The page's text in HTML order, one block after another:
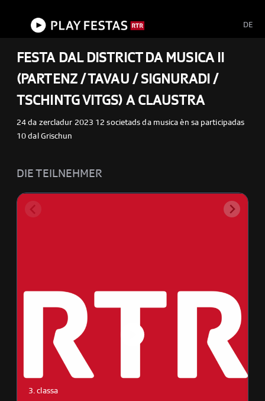
DE
FESTA DAL DISTRICT DA MUSICA II
(PARTENZ / TAVAU / SIGNURADI /
TSCHINTG VITGS) A CLAUSTRA
24 da zercladur 2023 12 societads da musica èn sa participadas
10 dal Grischun
DIE TEILNEHMER
3. classa